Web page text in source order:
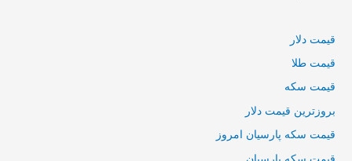
قیمت دلار
قیمت طلا
قیمت سکه
بروزترین قیمت دلار
قیمت سکه پارسیان امروز
قیمت سکه پارسیان